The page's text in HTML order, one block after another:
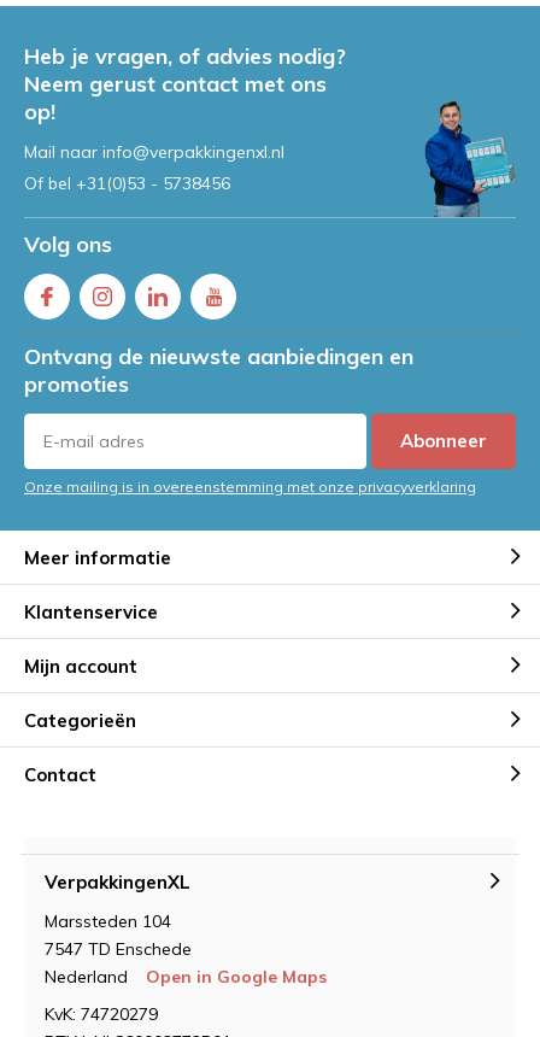
Heb je vragen, of advies nodig?
Neem gerust contact met ons
op!
Mail naar info@verpakkingenxl.nl
Of bel +31(0)53 - 5738456
Volg ons
Ontvang de nieuwste aanbiedingen en
promoties
Abonneer
Onze mailing is in overeenstemming met onze privacyverklaring
Meer informatie
Klantenservice
Mijn account
Categorieën
Contact
VerpakkingenXL
Marssteden 104
7547 TD Enschede
Nederland
Open in Google Maps
KvK: 74720279